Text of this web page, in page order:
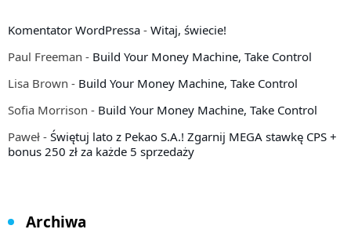
Komentator WordPressa - Witaj, świecie!
Paul Freeman - Build Your Money Machine, Take Control
Lisa Brown - Build Your Money Machine, Take Control
Sofia Morrison - Build Your Money Machine, Take Control
Paweł - Świętuj lato z Pekao S.A.! Zgarnij MEGA stawkę CPS +
bonus 250 zł za każde 5 sprzedaży
Archiwa